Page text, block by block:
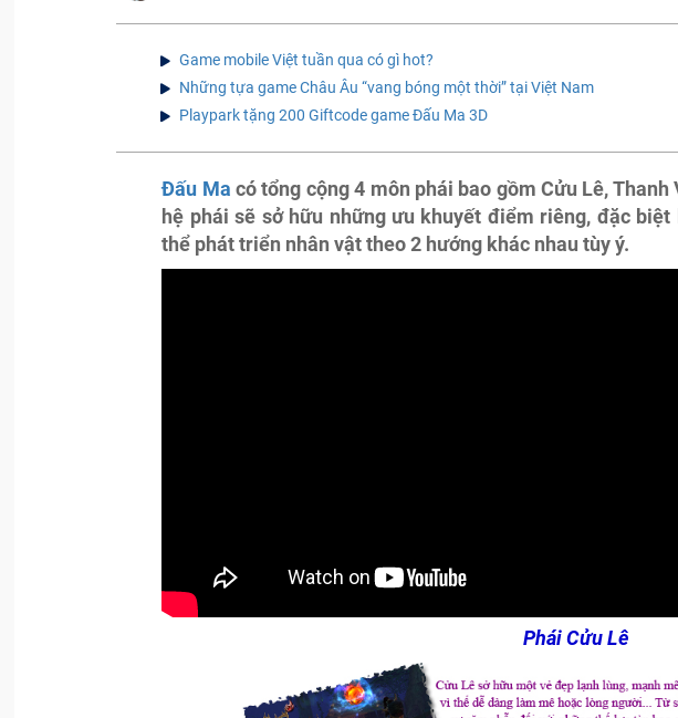
Game mobile Việt tuần qua có gì hot?
Những tựa game Châu Âu “vang bóng một thời” tại Việt Nam
Playpark tặng 200 Giftcode game Đấu Ma 3D
Đấu Ma có tổng cộng 4 môn phái bao gồm Cửu Lê,
hệ phái sẽ sở hữu những ưu khuyết điểm riêng, đặc
thể phát triển nhân vật theo 2 hướng khác nhau tùy ý.
Phái Cửu Lê